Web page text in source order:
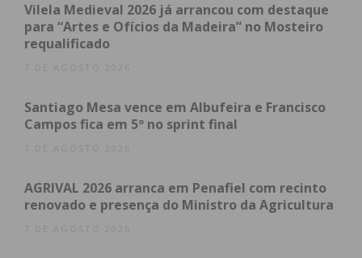
Ferreira e Carvalhosa, bem como a limpeza e
sensibilização da população para as montureiras
que se encontram em locais naturais do concelho
Subscreva a newsletter do
Assine nossa newsletter por e-mail e
Vilela Medieval 2026 já arrancou com destaque
para “Artes e Ofícios da Madeira” no Mosteiro
requalificado
7 DE AGOSTO 2026
Santiago Mesa vence em Albufeira e Francisco
Campos fica em 5º no sprint final
7 DE AGOSTO 2026
AGRIVAL 2026 arranca em Penafiel com recinto
renovado e presença do Ministro da Agricultura
7 DE AGOSTO 2026